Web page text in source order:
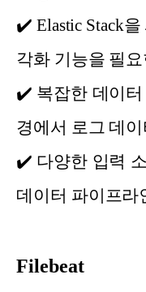
✔️ Elastic Stack
각화 기능을 필
✔️ 복잡한 데이
경에서 로그 데
✔️ 다양한 입력
데이터 파이프라
Filebeat